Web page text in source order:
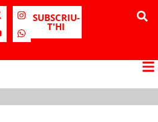
SUBSCRIU-
T'HI